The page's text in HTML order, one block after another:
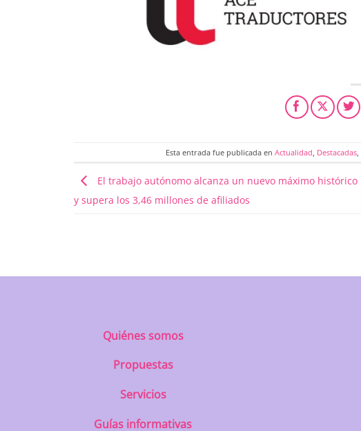
Esta entrada fue publicada en Actualidad Destacadas,
El trabajo autónomo alcanza un nuevo máximo histórico
y supera los 3,46 millones de afiliados
Quiénes somos
Propuestas
Servicios
Guías informativas